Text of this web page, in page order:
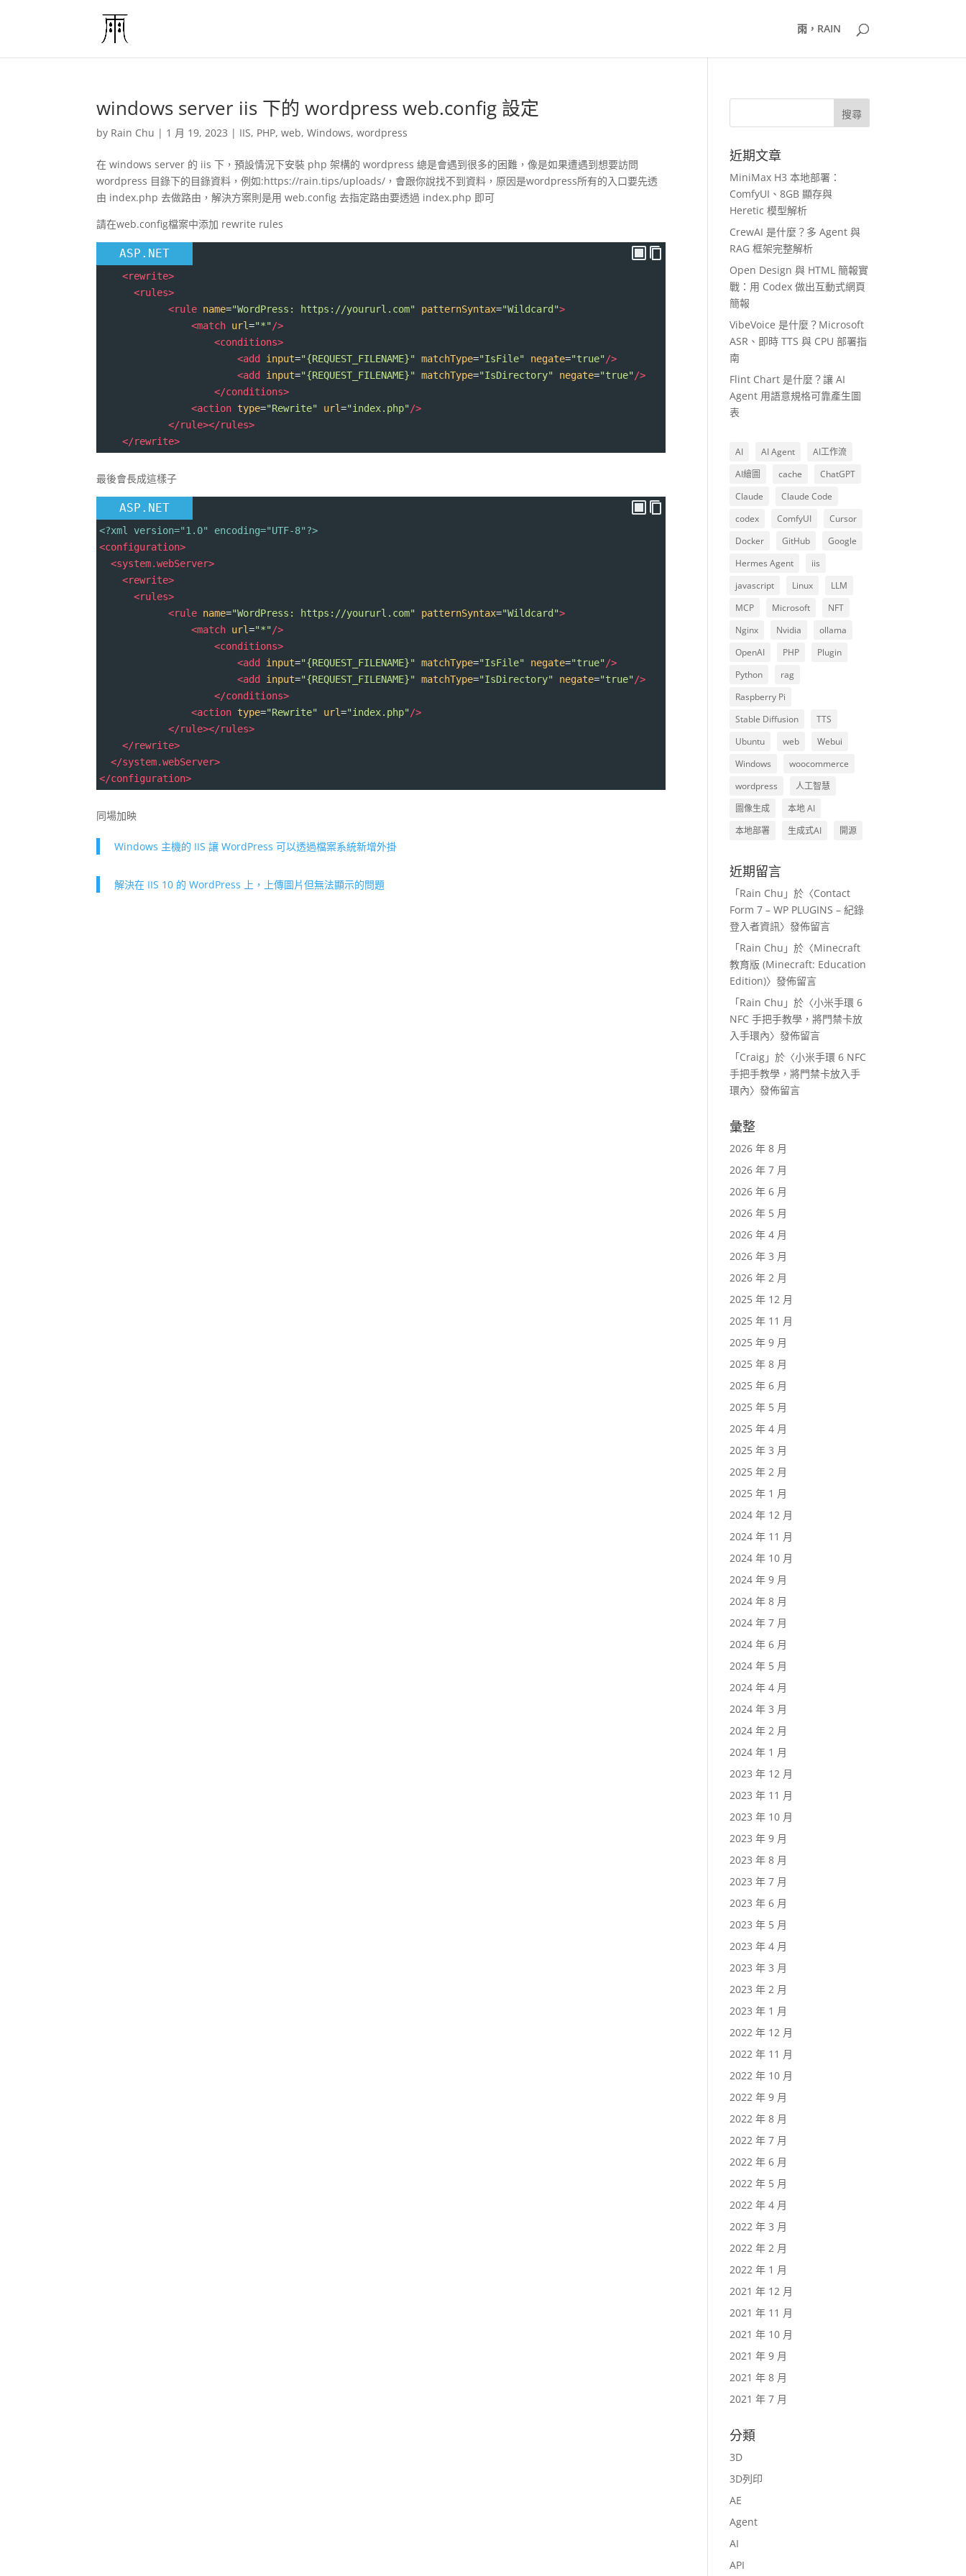
雨，RAIN
windows server iis 下的 wordpress web.config 設定
by Rain Chu | 1 月 19, 2023 | IIS, PHP,web,Windows,wordpress
在 windows server 的 iis 下，預設情況下安裝 php 架構的 wordpress 總是會遇到很多的困難，像是如果遭遇到想要訪問
wordpress 目錄下的目錄資料，例如:https://rain.tips/uploads/，會跟你說找不到資料，原因是wordpress所有的入口要先透
由 index.php 去做路由，解決方案則是用 web.config 去指定路由要透過 index.php 即可
請在web.config檔案中添加 rewrite rules
ASP.NET
<rewrite>
<rules>
<rule name="WordPress: https://yoururl.com" patternSyntax="Wildcard">
<match url="*" />
<conditions>
<add input="{REQUEST_FILENAME}" matchType="IsFile" negate="true" />
<add input="{REQUEST_FILENAME}" matchType="IsDirectory" negate="true" />
</conditions>
<action type="Rewrite" url="index.php" />
</rule></rules>
</rewrite>
最後會長成這樣子
ASP.NET
<?xml
version="1.0" encoding="UTF-8"?>
<configuration>
<system.webServer>
<rewrite>
<rules>
<rule name="WordPress: https://yoururl.com" patternSyntax="Wildcard">
<match url="*" />
<conditions>
<add input="{REQUEST_FILENAME}" matchType="IsFile" negate="true" />
<add input="{REQUEST_FILENAME}" matchType="IsDirectory" negate="true" />
</conditions>
<action type="Rewrite" url="index.php" />
</rule></rules>
</rewrite>
</system.webServer>
</configuration>
同場加映
Windows 主機的 IIS 讓 WordPress 可以透過檔案系統新增外掛
解決在 IIS 10 的 WordPress 上，上傳圖片但無法顯示的問題
近期文章
MiniMax H3 本地部署：
ComfyUI、8GB 顯存與
Heretic 模型解析
CrewAI 是什麼？多 Agent 與
RAG 框架完整解析
Open Design 與 HTML 簡報實
戰：用 Codex 做出互動式網頁
簡報
VibeVoice 是什麼？Microsoft
ASR、即時 TTS 與 CPU 部署指
南
Flint Chart 是什麼？讓 AI
Agent 用語意規格可靠產生圖
表
AI AI Agent
AI工作流
AI繪圖
cache
ChatGPT
Claude
Claude Code
codex
ComfyUI
Cursor
Docker
GitHub
Google
Hermes Agent
iis
javascript
Linux
LLM
MCP
Microsoft
NFT
Nginx
Nvidia
ollama
OpenAI
PHP
Plugin
Python
rag
Raspberry Pi
Stable Diffusion
TTS
Ubuntu
web
Webui
Windows
woocommerce
wordpress
人工智慧
圖像生成
本地 AI
本地部署
生成式AI 開源
近期留言
「Rain Chu 」於〈Contact
Form 7 – WP PLUGINS – 紀錄
登入者資訊〉發佈留言
「Rain Chu 」於〈Minecraft
教育版 (Minecraft: Education
Edition)〉發佈留言
「Rain Chu 」於〈小米手環 6
NFC 手把手教學，將門禁卡放
入手環內〉發佈留言
「Craig 」於〈小米手環 6 NFC
手把手教學，將門禁卡放入手
環內〉發佈留言
彙整
2026 年 8 月
2026 年 7 月
2026 年 6 月
2026 年 5 月
2026 年 4 月
2026 年 3 月
2026 年 2 月
2025 年 12 月
2025 年 11 月
2025 年 9 月
2025 年 8 月
2025 年 6 月
2025 年 5 月
2025 年 4 月
2025 年 3 月
2025 年 2 月
2025 年 1 月
2024 年 12 月
2024 年 11 月
2024 年 10 月
2024 年 9 月
2024 年 8 月
2024 年 7 月
2024 年 6 月
2024 年 5 月
2024 年 4 月
2024 年 3 月
2024 年 2 月
2024 年 1 月
2023 年 12 月
2023 年 11 月
2023 年 10 月
2023 年 9 月
2023 年 8 月
2023 年 7 月
2023 年 6 月
2023 年 5 月
2023 年 4 月
2023 年 3 月
2023 年 2 月
2023 年 1 月
2022 年 12 月
2022 年 11 月
2022 年 10 月
2022 年 9 月
2022 年 8 月
2022 年 7 月
2022 年 6 月
2022 年 5 月
2022 年 4 月
2022 年 3 月
2022 年 2 月
2022 年 1 月
2021 年 12 月
2021 年 11 月
2021 年 10 月
2021 年 9 月
2021 年 8 月
2021 年 7 月
分類
3D
3D列印
AE
Agent
AI
API